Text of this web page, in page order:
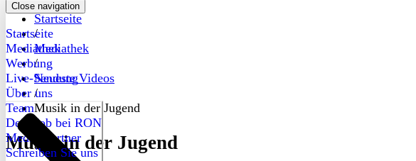
Close navigation
Startseite
Mediathek
Werbung
Live-Sendung
Über uns
Team
Dein Job bei RON
Medienpartner
Schreiben Sie uns
Startseite
/
Mediathek
/
Neueste Videos
/
Musik in der Jugend
Musik in der Jugend